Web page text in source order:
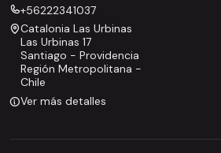
+56222341037
Catalonia Las Urbinas
Las Urbinas 17
Santiago - Providencia
Región Metropolitana -
Chile
Ver más detalles